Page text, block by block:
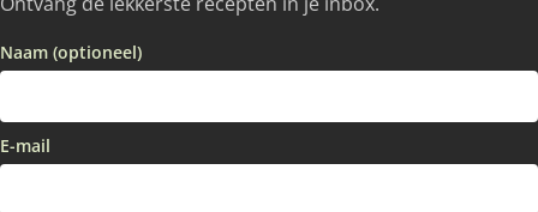
Naam (optioneel)
E-mail